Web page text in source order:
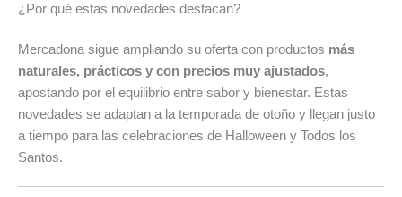
¿Por qué estas novedades destacan?
Mercadona sigue ampliando su oferta con productos más
naturales, prácticos y con precios muy ajustados,
apostando por el equilibrio entre sabor y bienestar. Estas
novedades se adaptan a la temporada de otoño y llegan justo
a tiempo para las celebraciones de Halloween y Todos los
Santos.